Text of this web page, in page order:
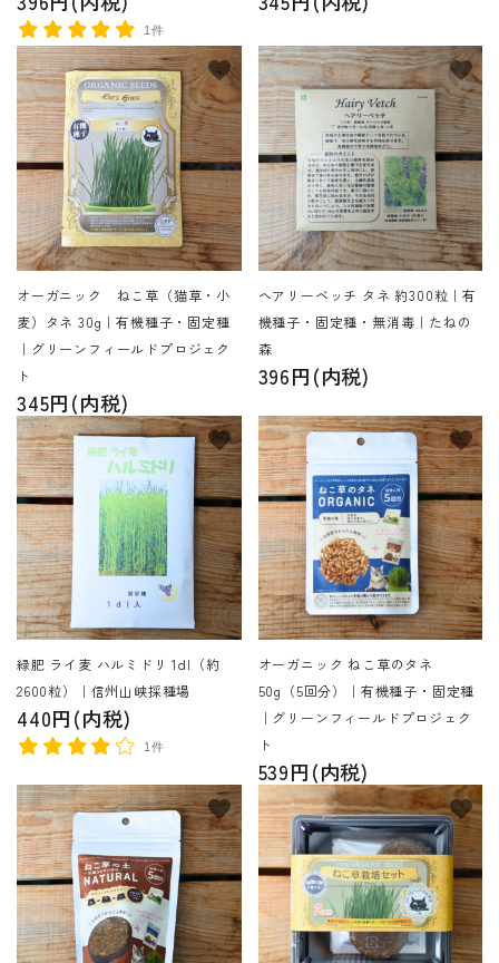
1件
オーガニック ねこ草（猫草・小
麦）タネ 30g｜有機種子・固定種
｜グリーンフィールドプロジェク
ト
345円(内税)
favorite
ヘアリーベッチ タネ 約300粒｜有
機種子・固定種・無消毒｜たねの
森
396円(内税)
favorite
緑肥 ライ麦 ハルミドリ 1dl（約
2600粒）｜信州山峡採種場
440円(内税)
1件
favorite
オーガニック ねこ草のタネ
50g（5回分）｜有機種子・固定種
｜グリーンフィールドプロジェク
ト
539円(内税)
favorite
favorite favorite